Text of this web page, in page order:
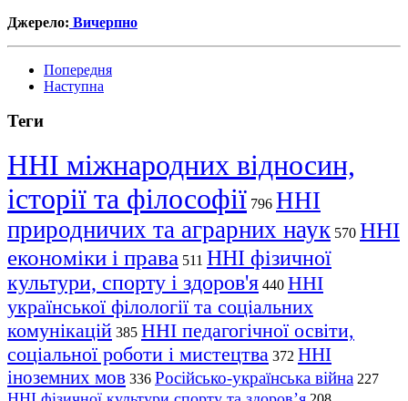
Джерело: Вичерпно
Попередня
Наступна
Теги
ННІ міжнародних відносин,
історії та філософії 796 ННІ
природничих та аграрних наук 570 ННІ
економіки і права 511 ННІ фізичної
культури, спорту і здоров'я 440 ННІ
української філології та соціальних
комунікацій 385 ННІ педагогічної освіти,
соціальної роботи і мистецтва 372 ННІ
іноземних мов 336 Російсько-українська війна 227